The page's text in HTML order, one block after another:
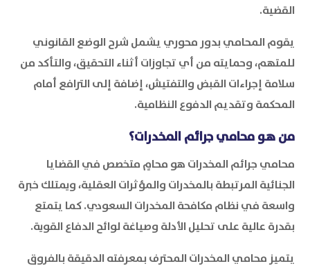
القضية.
يقوم المحامي بدور محوري يشمل شرح الوضع القانوني
للمتهم، وحمايته من أي تجاوزات أثناء التحقيق، والتأكد من
سلامة إجراءات القبض والتفتيش، إضافة إلى الترافع أمام
المحكمة وتقديم الدفوع النظامية.
من هو محامي جرائم المخدرات؟
محامي جرائم المخدرات هو محامٍ متخصص في القضايا
الجنائية المرتبطة بالمخدرات والمؤثرات العقلية، ويمتلك خبرة
واسعة في نظام مكافحة المخدرات السعودي. كما يتمتع
بقدرة عالية على تحليل الأدلة وصياغة لوائح الدفاع القوية.
يتميز محامي المخدرات المحترف بمعرفته الدقيقة بالفروق